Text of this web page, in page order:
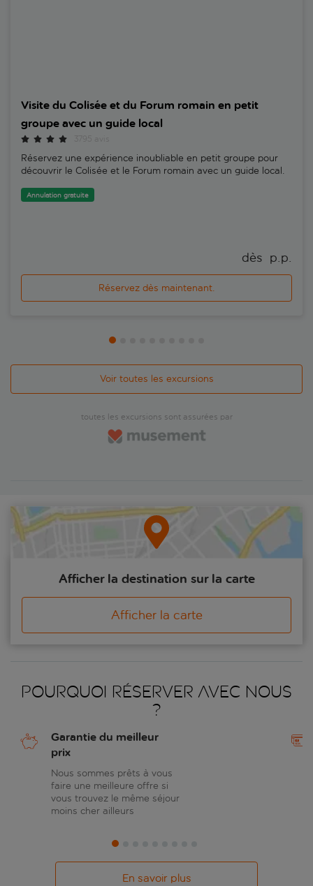
Visite du Colisée et du Forum romain en petit
groupe avec un guide local
Réservez une expérience inoubliable en petit groupe pour
découvrir le Colisée et le Forum romain avec un guide local.
Annulation gratuite
dès p.p.
Réservez dès maintenant.
Voir toutes les excursions
toutes les excursions sont assurées par
Afficher la destination sur la carte
Afficher la carte
Pourquoi réserver avec nous
?
Garantie du meilleur
prix
Nous sommes prêts à vous
faire une meilleure offre si
vous trouvez le même séjour
moins cher ailleurs
En savoir plus